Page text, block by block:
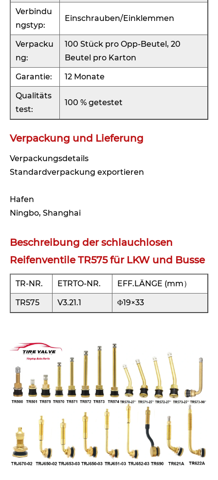
Verbindu
ngstyp:
Einschrauben/Einklemmen
Verpacku
ng:
100 Stück pro Opp-Beutel, 20
Beutel pro Karton
Garantie: 12 Monate
Qualitäts
test:
100 % getestet
Verpackung und Lieferung
Verpackungsdetails
Standardverpackung exportieren
Hafen
Ningbo, Shanghai
Beschreibung der schlauchlosen
Reifenventile TR575 für LKW und Busse
TR-NR. ETRTO-NR. EFF.LÄNGE (mm）
TR575 V3.21.1 Φ19×33